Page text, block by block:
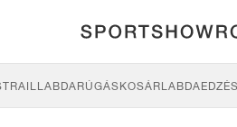
TRAILLABDARÚGÁSKOSÁRLABDAEDZÉS